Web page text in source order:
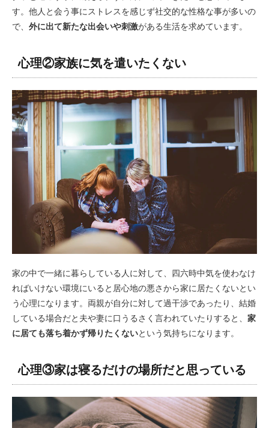
す。他人と会う事にストレスを感じず社交的な性格な事が多いの
で、 外に出て新たな出会いや刺激がある生活を求めています。
心理②家族に気を遣いたくない
家の中で一緒に暮らしている人に対して、四六時中気を使わなけ
ればいけない環境にいると居心地の悪さから家に居たくないとい
う心理になります。両親が自分に対して過干渉であったり、結婚
している場合だと夫や妻に口うるさく言われていたりすると、 家
に居ても落ち着かず帰りたくないという気持ちになります。
心理③家は寝るだけの場所だと思っている